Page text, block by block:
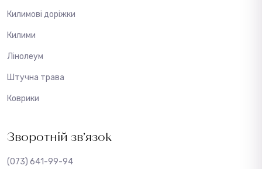
Килимові доріжки
Килими
Лінолеум
Штучна трава
Коврики
Зворотній зв’язок
(073) 641-99-94